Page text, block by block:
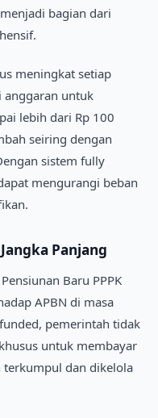
bagian dari
meningkat setiap
anggaran untuk
lebih dari Rp 100
seiring dengan
sistem fully
mengurangi beban
Panjang
Baru PPPK
APBN di masa
pemerintah tidak
untuk membayar
terkumpul dan dikelola